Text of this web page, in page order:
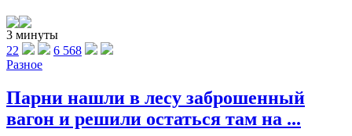
3 минуты
22
6 568
Разное
Парни нашли в лесу заброшенный
вагон и решили остаться там на ...